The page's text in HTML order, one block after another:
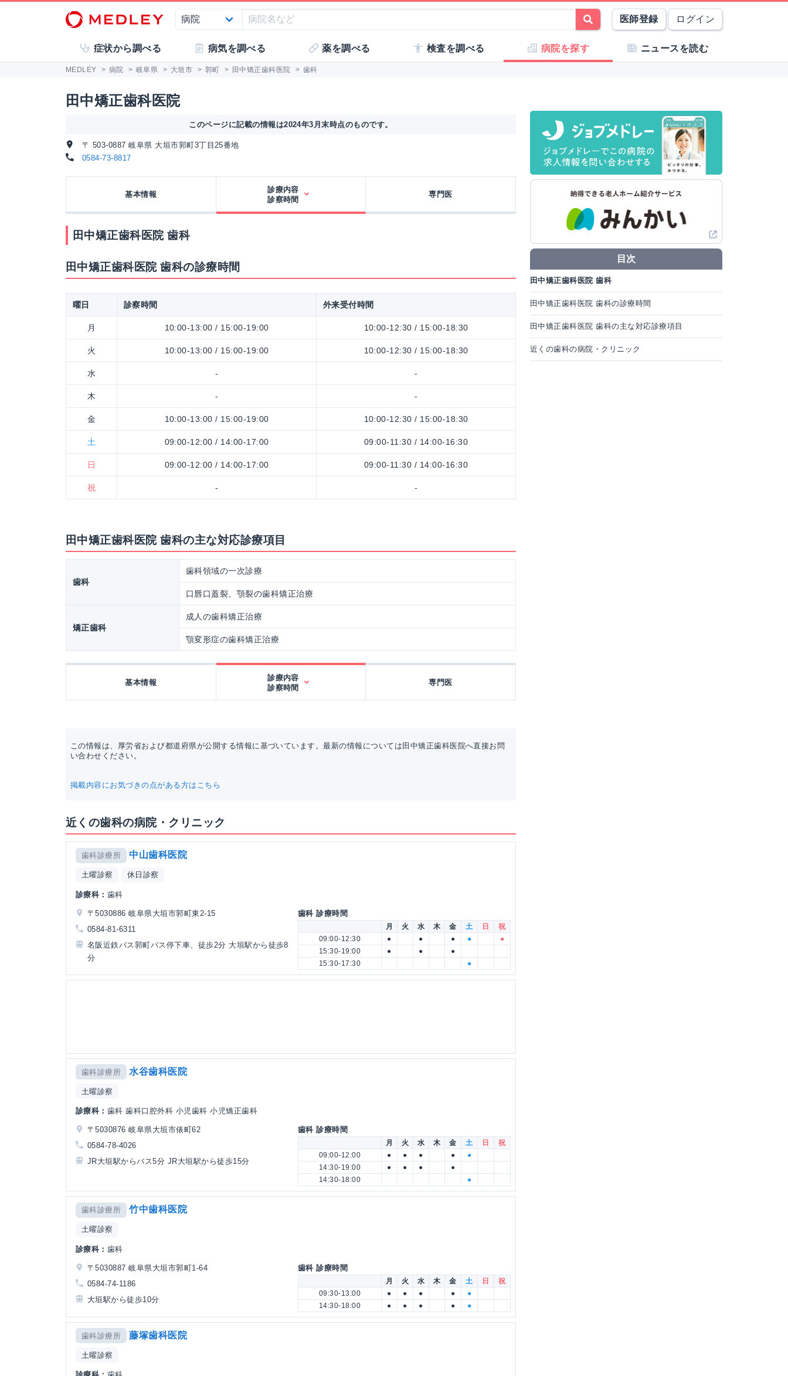
医師登録 ログイン
症状から調べる 病気を調べる 薬を調べる 検査を調べる 病院を探す ニュースを読む
MEDLEY > 病院 > 岐阜県 > 大垣市 > 郭町 > 田中矯正歯科医院 > 歯科
田中矯正歯科医院
このページに記載の情報は2024年3月末時点のものです。
〒 503-0887 岐阜県 大垣市郭町3丁目25番地
0584-73-8817
基本情報
診療内容
診察時間
専門医
田中矯正歯科医院 歯科
田中矯正歯科医院 歯科の診療時間
曜日 診察時間 外来受付時間
月 10:00-13:00 / 15:00-19:00 10:00-12:30 / 15:00-18:30
火 10:00-13:00 / 15:00-19:00 10:00-12:30 / 15:00-18:30
水 - -
木 - -
金 10:00-13:00 / 15:00-19:00 10:00-12:30 / 15:00-18:30
土 09:00-12:00 / 14:00-17:00 09:00-11:30 / 14:00-16:30
日 09:00-12:00 / 14:00-17:00 09:00-11:30 / 14:00-16:30
祝 - -
田中矯正歯科医院 歯科の主な対応診療項目
歯科
歯科領域の一次診療
口唇口蓋裂、顎裂の歯科矯正治療
矯正歯科
成人の歯科矯正治療
顎変形症の歯科矯正治療
基本情報
診療内容
診察時間
専門医
この情報は、厚労省および都道府県が公開する情報に基づいています。最新の情報については田中矯正歯科医院へ直接お問
い合わせください。
掲載内容にお気づきの点がある方はこちら
近くの歯科の病院・クリニック
歯科診療所 中山歯科医院
土曜診察 休日診察
診療科： 歯科
〒5030886 岐阜県大垣市郭町東2-15
0584-81-6311
名阪近鉄バス郭町バス停下車、徒歩2分 大垣駅から徒歩8
分
歯科 診療時間
月 火 水 木 金 土 日
祝
09:00-12:30
● ● ● ●
●
15:30-19:00
● ●
●
15:30-17:30
●
歯科診療所 水谷歯科医院
土曜診察
診療科： 歯科 歯科口腔外科 小児歯科 小児矯正歯科
〒5030876 岐阜県大垣市俵町62
0584-78-4026
JR大垣駅からバス5分 JR大垣駅から徒歩15分
歯科 診療時間
月 火 水 木 金 土 日
祝
09:00-12:00
● ● ● ●
●
14:30-19:00
● ● ●
●
14:30-18:00
●
歯科診療所 竹中歯科医院
土曜診察
診療科： 歯科
〒5030887 岐阜県大垣市郭町1-64
0584-74-1186
大垣駅から徒歩10分
歯科 診療時間
月 火 水 木 金 土 日
祝
09:30-13:00
● ● ● ●
●
14:30-18:00
● ● ● ● ●
歯科診療所 藤塚歯科医院
土曜診察
目次
田中矯正歯科医院 歯科
田中矯正歯科医院 歯科の診療時間
田中矯正歯科医院 歯科の主な対応診療項目
近くの歯科の病院・クリニック